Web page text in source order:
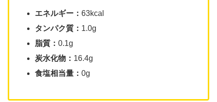
エネルギー：63kcal
タンパク質： 1.0g
脂質：0.1g
炭水化物： 16.4g
食塩相当量：0g